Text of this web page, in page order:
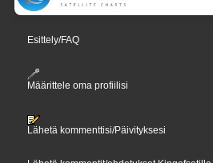
Esittely/FAQ
Määrittele oma profiilisi
Lähetä kommenttisi/Päivityksesi